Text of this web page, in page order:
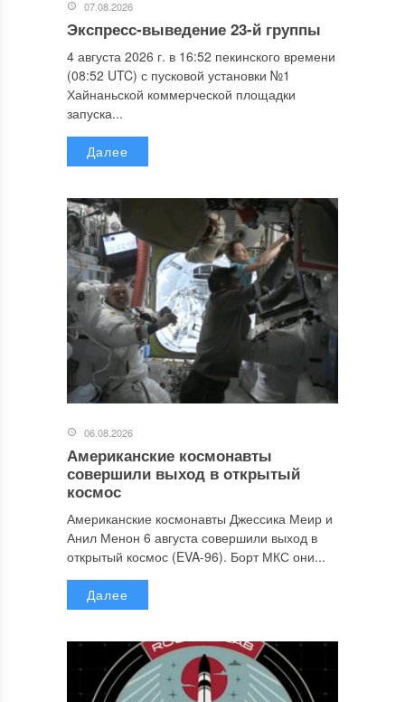
07.08.2026
Экспресс-выведение 23-й группы
4 августа 2026 г. в 16:52 пекинского времени
(08:52 UTC) с пусковой установки №1
Хайнаньской коммерческой площадки
запуска...
Далее
06.08.2026
Американские космонавты
совершили выход в открытый
космос
Американские космонавты Джессика Меир и
Анил Менон 6 августа совершили выход в
открытый космос (EVA-96). Борт МКС они...
Далее